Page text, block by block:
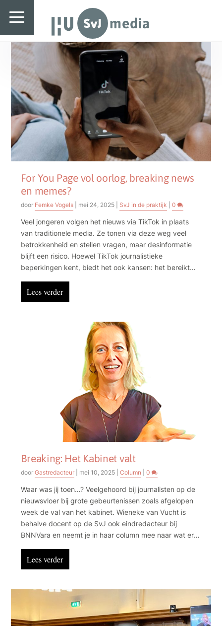
SvJ media
Tag: Nieuws
For You Page vol oorlog, breaking news
en memes?
door Femke Vogels mei 24, 2025 SvJ in de praktijk |0
Veel jongeren volgen het nieuws via TikTok in plaats
van traditionele media. Ze tonen via deze weg veel
betrokkenheid en stellen vragen, maar desinformatie
blijft een risico. Hoewel TikTok journalistieke
beperkingen kent, biedt het ook kansen: het bereikt
aansluiten bij hun behoeften. Voor jongeren is TikTok
dan ook ideaal: snel, toegankelijk en afwisselend.
Lees verder
Breaking: Het Kabinet valt
doorGastredacteur mei 10, 2025 |Column |0
Waar was jij toen…? Veelgehoord bij journalisten op de
nieuwsvloer bij grote gebeurtenissen zoals afgelopen
week de val van het kabinet. Wieneke van Vucht is
behalve docent op de SvJ ook eindredacteur bij
BNNVara en neemt je in haar column mee naar wat er
Lees verder
SvJ media
Landelijk
Regionaal
Specials & International
In de praktijk
Freelancebureau
Agenda & Vacatures